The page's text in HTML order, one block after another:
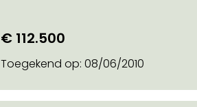
€ 112.500
Toegekend op: 08/06/2010